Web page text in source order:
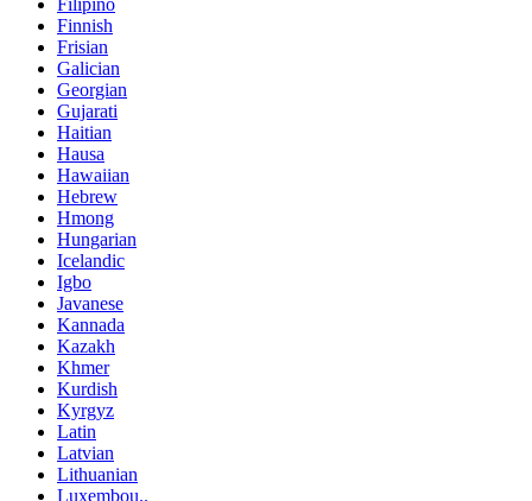
Finnish
Frisian
Galician
Georgian
Gujarati
Haitian
Hausa
Hawaiian
Hebrew
Hmong
Hungarian
Icelandic
Igbo
Javanese
Kannada
Kazakh
Khmer
Kurdish
Kyrgyz
Latin
Latvian
Lithuanian
Luxembou..